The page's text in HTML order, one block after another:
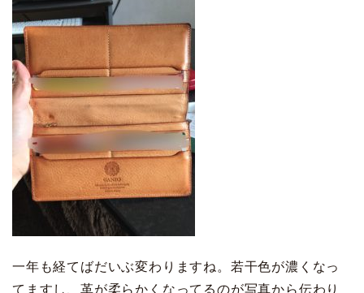
一年も経てばだいぶ変わりますね。若干色が濃くなっ
てますし、革が柔らかくなってるのが写真から伝わり